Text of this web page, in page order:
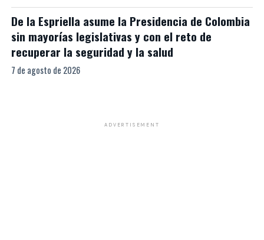
De la Espriella asume la Presidencia de Colombia
sin mayorías legislativas y con el reto de
recuperar la seguridad y la salud
7 de agosto de 2026
ADVERTISEMENT